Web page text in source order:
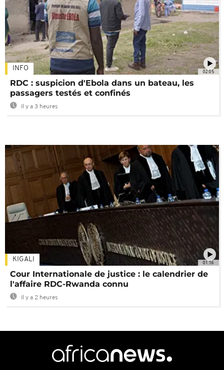
02:05
INFO
RDC : suspicion d'Ebola dans un bateau, les
passagers testés et confinés
Il y a 3 heures
01:16
KIGALI
Cour Internationale de justice : le calendrier de
l'affaire RDC-Rwanda connu
Il y a 2 heures